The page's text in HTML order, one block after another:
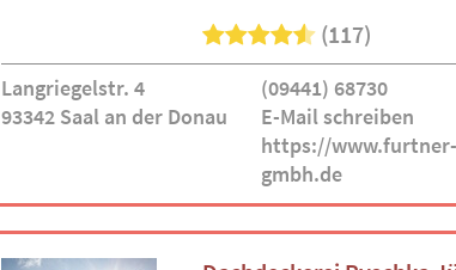
(117)
Langriegelstr. 4
93342 Saal an der Donau
(09441) 68730
E-Mail schreiben
https://www.furtner-
gmbh.de